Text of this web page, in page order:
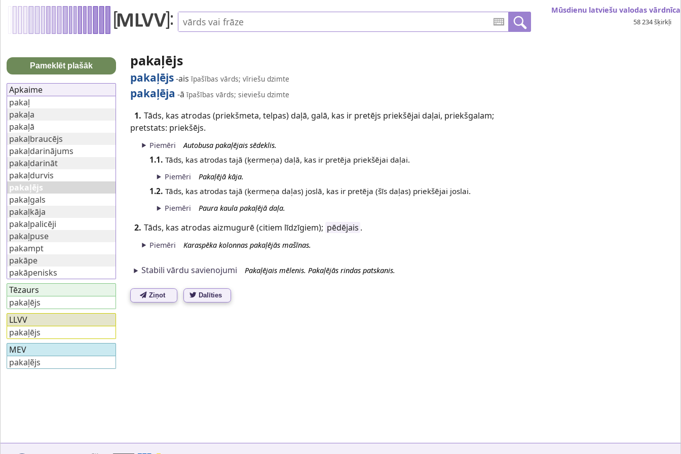
Mūsdienu latviešu valodas vārdnīca
58 234 šķirkļi
pakaļējs
pakaļējs-ais īpašības vārds; vīriešu dzimte
pakaļēja -ā īpašības vārds; sieviešu dzimte
1. Tāds, kas atrodas (priekšmeta, telpas) daļā, galā, kas ir pretējs priekšējai daļai, priekšgalam;
pretstats: priekšējs.
Piemēri Autobusa pakaļējais sēdeklis.
1.1. Tāds, kas atrodas tajā (ķermeņa) daļā, kas ir pretēja priekšējai daļai.
Piemēri Pakaļējā kāja.
1.2. Tāds, kas atrodas tajā (ķermeņa daļas) joslā, kas ir pretēja (šīs daļas) priekšējai joslai.
Piemēri Paura kaula pakaļējā daļa.
2. Tāds, kas atrodas aizmugurē (citiem līdzīgiem); pēdējais .
Piemēri Karaspēka kolonnas pakaļējās mašīnas.
Stabili vārdu savienojumi Pakaļējais mēlenis. Pakaļējās rindas patskanis.
Ziņot Dalīties
Pameklēt plašāk
Apkaime
pakaļ
pakaļa
pakaļā
pakaļbraucējs
pakaļdarinājums
pakaļdarināt
pakaļdurvis
pakaļējs
pakaļgals
pakaļkāja
pakaļpalicēji
pakaļpuse
pakampt
pakāpe
pakāpenisks
Tēzaurs
pakaļējs
LLVV
pakaļējs
MEV
pakaļẽjs